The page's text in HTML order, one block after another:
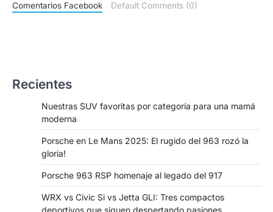
Comentarios Facebook Default Comments (0)
Recientes
Nuestras SUV favoritas por categoría para una mamá
moderna
Porsche en Le Mans 2025: El rugido del 963 rozó la
gloria!
Porsche 963 RSP homenaje al legado del 917
WRX vs Civic Si vs Jetta GLI: Tres compactos
deportivos que siguen despertando pasiones